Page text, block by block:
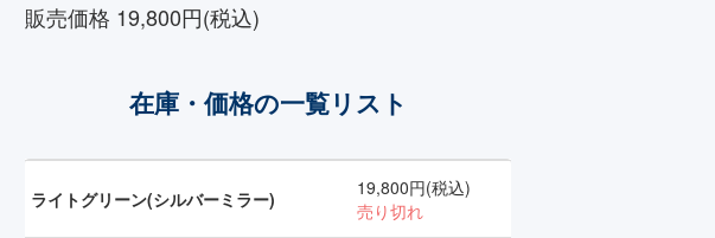
販売価格 19,800円(税込)
在庫・価格の一覧リスト
ライトグリーン(シルバーミラー)
19,800円(税込)
売り切れ